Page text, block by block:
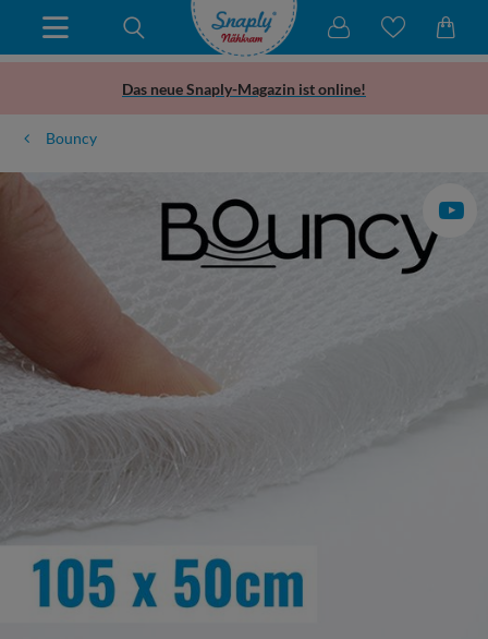
Das neue Snaply-Magazin ist online!
Bouncy